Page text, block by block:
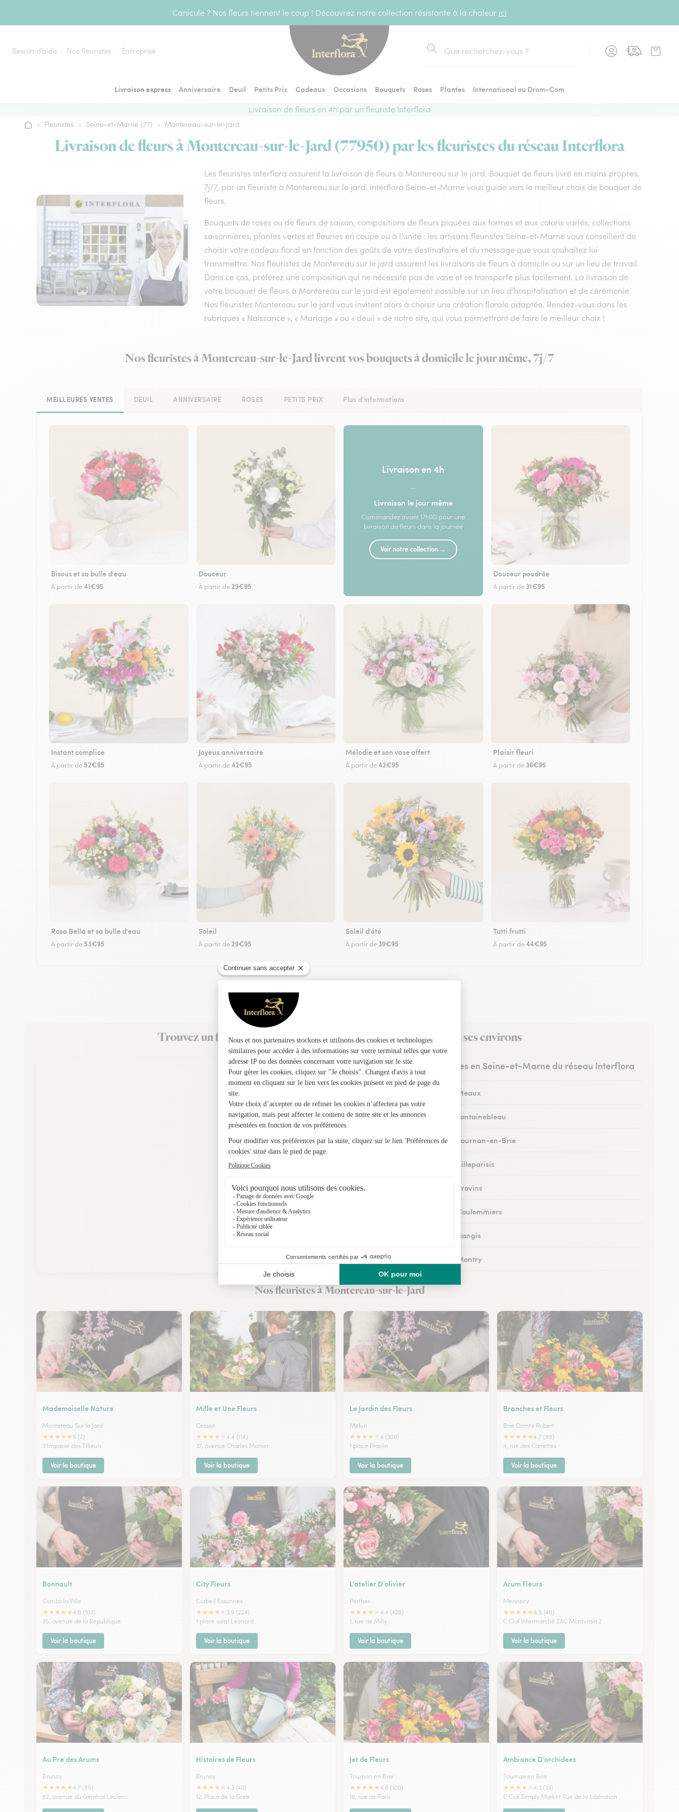
Canicule ? Nos fleurs tiennent le coup ! Découvrez notre collection résistante à la chaleur ici
Besoin d’aide Nos fleuristes Entreprise
Rechercher
Livraison express Anniversaire Deuil Petits Prix Cadeaux Occasions Bouquets Roses Plantes
International ou Drom-Com
Livraison de fleurs en 4h par un fleuriste Interflora
Accueil
› Fleuristes › Seine-et-Marne (77) › Montereau-sur-le-Jard
Livraison de fleurs à Montereau-sur-le-Jard (77950) par les fleuristes du réseau Interflora
Les fleuristes Interflora assurent la livraison de fleurs à Montereau sur le jard. Bouquet de fleurs livré en mains propres,
7j/7, par un fleuriste à Montereau sur le jard. Interflora Seine-et-Marne vous guide vers le meilleur choix de bouquet de
fleurs.
Bouquets de roses ou de fleurs de saison, compositions de fleurs piquées aux formes et aux coloris variés, collections
saisonnières, plantes vertes et fleuries en coupe ou à l’unité : les artisans fleuristes Seine-et-Marne vous conseillent de
choisir votre cadeau floral en fonction des goûts de votre destinataire et du message que vous souhaitez lui
transmettre. Nos fleuristes de Montereau sur le jard assurent les livraisons de fleurs à domicile ou sur un lieu de travail.
Dans ce cas, préférez une composition qui ne nécessite pas de vase et se transporte plus facilement. La livraison de
votre bouquet de fleurs à Montereau sur le jard est également possible sur un lieu d’hospitalisation et de cérémonie.
Nos fleuristes Montereau sur le jard vous invitent alors à choisir une création florale adaptée. Rendez-vous dans les
rubriques « Naissance », « Mariage » ou « deuil » de notre site, qui vous permettront de faire le meilleur choix !
Nos fleuristes à Montereau-sur-le-Jard livrent vos bouquets à domicile le jour même, 7j/7
MEILLEURES VENTES DEUIL ANNIVERSAIRE ROSES PETITS PRIX Plus d'informations
Bisous et sa bulle d'eau
À partir de41€95
Douceur
À partir de 29€95
Livraison en 4h
—
Livraison le jour même
Commandez avant 17h00 pour une
livraison de fleurs dans la journée
Voir notre collection →
Douceur poudrée
À partir de 31€95
Instant complice
À partir de 52€95
Joyeux anniversaire
À partir de42€95
Mélodie et son vase offert
À partir de42€95
Plaisir fleuri
À partir de 36€95
Rosa Bella et sa bulle d'eau
À partir de 53€95
Soleil
À partir de 29€95
Soleil d'été
À partir de 39€95
Tutti frutti
À partir de44€95
Trouvez un fleuriste Interflora à Montereau-sur-le-Jard et dans ses environs
Les fleuristes en Seine-et-Marne du réseau Interflora
Fleuristes à Meaux
Fleuristes à Fontainebleau
Fleuristes à Tournan-en-Brie
Fleuristes à Villeparisis
Fleuristes à Provins
Fleuristes à Coulommiers
Fleuristes à Nangis
Fleuristes à Montry
Fleuristes à Nemours
Nos fleuristes à Montereau-sur-le-Jard
Mademoiselle Nature
Montereau Sur le Jard
★★★★★ 5 (2)
3 Impasse des Tilleuls
Voir la boutique
Mille et Une Fleurs
Cesson
★★★★
4.4 (114)
37, avenue Charles Monier
Voir la boutique
Le Jardin des Fleurs
Melun
★★★★
4 (309)
1 place Praslin
Voir la boutique
Branches et Fleurs
Brie Comte Robert
★★★★★4.7 (89)
4, rue des Canettes
Voir la boutique
Bonnault
Combs la Ville
★★★★★4.6 (102)
35, avenue de la Republique
Voir la boutique
City Fleurs
Corbeil Essonnes
★★★★
3.9 (224)
1 place saint Leonard
Voir la boutique
L’atelier D’olivier
Perthes
★★★★
4.4 (426)
1, rue de Milly
Voir la boutique
Arum Fleurs
Mennecy
★★★★★4.5 (40)
C.Cial Intermarché ZAC Montvrain 2
Voir la boutique
Au Pre des Arums
Brunoy
★★★★★4.7 (85)
82, avenue du Général Leclerc
Histoires de Fleurs
Brunoy
★★★★
4.3 (40)
12, Place de la Gare
Jet de Fleurs
Tournan en Brie
★★★★★4.6 (100)
16, rue de Paris
Ambiance D’orchidees
Tournan en Brie
★★★★
4.3 (33)
C.Cial Simply Market Rue de la Libération